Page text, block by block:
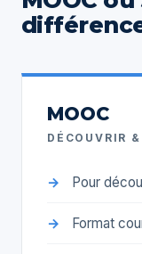
MOOC
DÉCOUVRIR
Pour
Format